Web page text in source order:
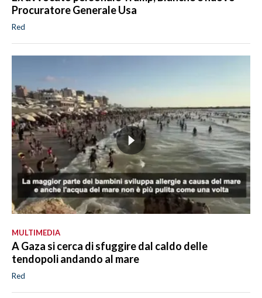
Procuratore Generale Usa
Red
MULTIMEDIA
A Gaza si cerca di sfuggire dal caldo delle
tendopoli andando al mare
Red